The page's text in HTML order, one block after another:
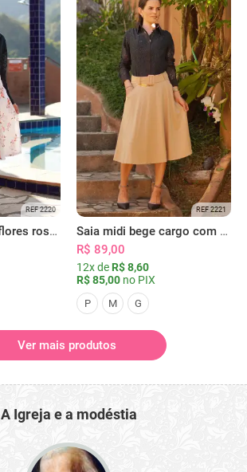
REF 2220
Saia midi branca flores rosas com bolsos
REF 2221
Saia midi bege cargo com bolsos
R$ 89,00
12x de R$ 8,60
R$ 85,00 no PIX
P M G
Ver mais produtos
A Igreja e a modéstia